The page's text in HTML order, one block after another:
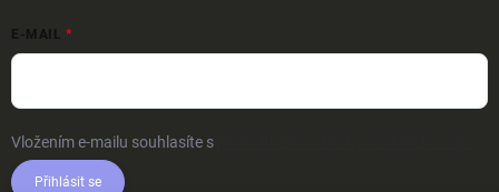
E-MAIL
Vložením e-mailu souhlasíte s
Přihlásit se